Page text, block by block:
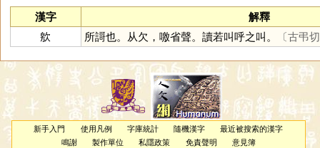
漢字
解釋
㰾
所謌也。从欠，噭省聲。讀若叫呼之叫。 〔古弔
新手入門 使用凡例 字庫統計 隨機漢字
最近被搜索的漢字
鳴謝
製作單位 私隱政策 免責聲明 意見簿